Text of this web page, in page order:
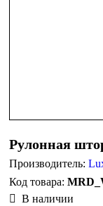
Рулонная
Производитель:
В наличии